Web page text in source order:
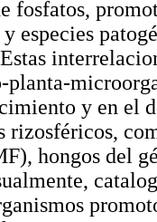
fosfatos,
especies
planta-
y en el
rizosféricos,
hongos del